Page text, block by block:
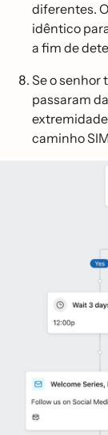
diferentes.
idêntico
a fim de
Se o senhor
passaram
caminho